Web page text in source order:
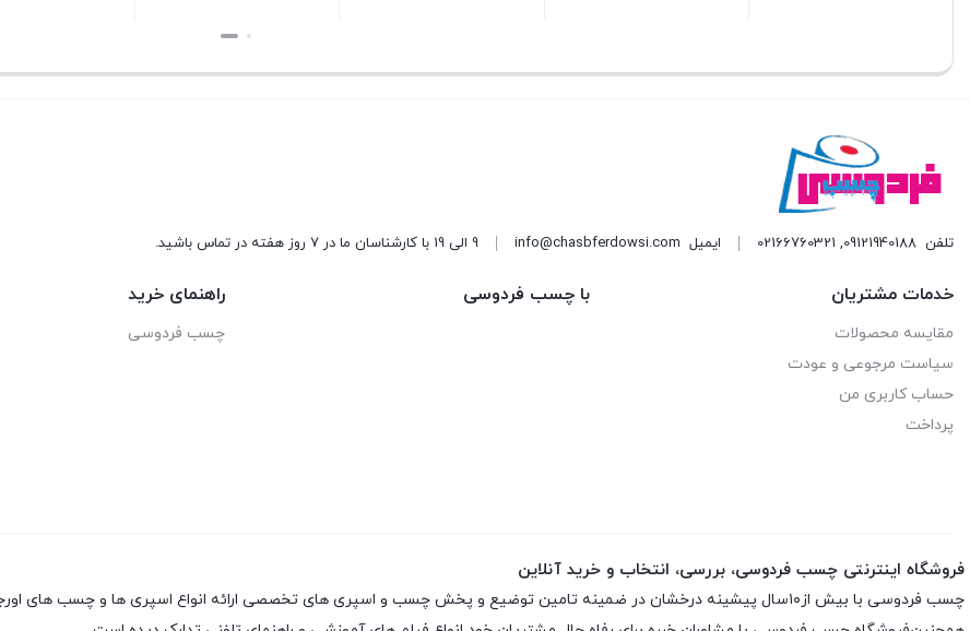
تلفن 09121940188
,
02166760321 ایمیل info@chasbferdowsi.com 9 الی 19 با کارشناسان ما در 7 روز هفته در تماس باشید.
خدمات مشتریان
مقایسه محصولات
سیاست مرجوعی و عودت
حساب کاربری من
پرداخت
با چسب فردوسی راهنمای خرید
چسب فردوسی
فروشگاه اینترنتی چسب فردوسی، بررسی، انتخاب و خرید آنلاین
چسب فردوسی با بیش از۱۰سال پیشینه درخشان در ضمینه تامین توضیع و پخش چسب و اسپری های تخصصی ارائه انواع اسپری ها و چسب های اورجینال و اصلی باضمانت اصلی بودن کالاست